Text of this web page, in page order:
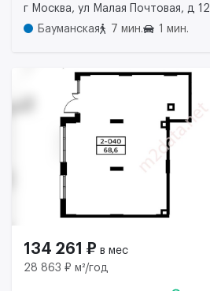
г Москва, ул Малая Почтовая, д 12
Бауманская
7 мин. 1 мин.
134 261 ₽ в мес
28 863 ₽ м²/год